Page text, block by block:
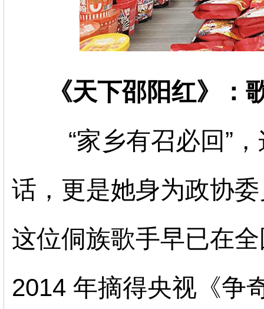
《天下邵阳红》：
“家乡有召必回”
话，更是她身为政协
这位侗族歌手早已在
2014 年摘得央视《争